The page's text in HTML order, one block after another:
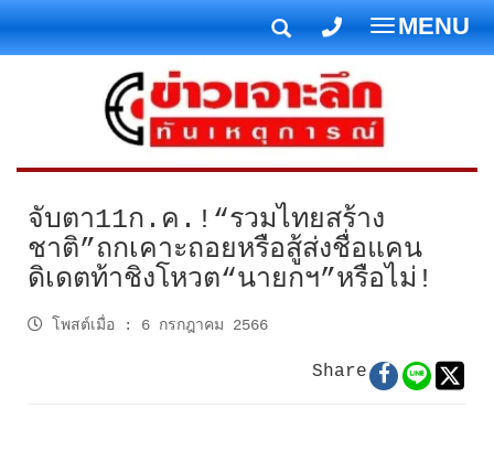
T
o
g
g
l
e
a
v
i
t
MENU
จับตา11ก.ค.!“รวมไทยสร้าง
ชาติ”ถกเคาะถอยหรือสู้ส่งชื่อแคน
ดิเดตท้าชิงโหวต“นายกฯ”หรือไม่!
โพสต์เมื่อ : 6 กรกฎาคม 2566
Share